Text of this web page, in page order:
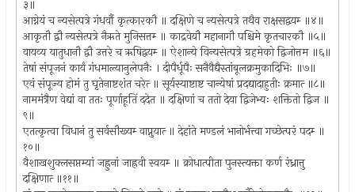
३॥
आग्नेयं च न्यसेत्पत्रे गंधर्वौ कृत्कारकौ ॥ दक्षिणे च न्यसेत्पत्रे तथैव राक्षसद्वयम्‍ ॥४॥
आकृतौ द्वौ न्यसेत्पत्रे नैऋते मुनिसत्तम्‍ ॥ काद्रवेयौ महानागौ पश्चिमे कृतचारकौ ॥५॥
वायव्य यातुधानौ द्वौ उत्तरे च ऋषिद्वयम्‍ ॥ ऐशान्ये विन्यसेत्पत्रे ग्रहमेको द्विजोत्तम ॥६॥
तेषां संपूजनं कार्यं गंधमाल्यानुलेपनैः । दीपैर्धूपैः सनैवैद्यैस्तांबूलक्रमुकादिभिः ॥७॥
एवं संपूज्य होमं तु घृतेनाष्टशंत चरेत्‍ ॥ सूर्यस्याष्टाष्ट चान्येषां प्रदद्यादाहुतीः क्रमात्‍ ॥८॥
नाममंत्रैण वेद्यां वा ततः पूर्णाहूतिं ददेत ॥ दक्षिणां च ततो देया द्विजेभ्यः शक्तितो द्विज ॥
९॥
एतत्कृत्वा विधानं तु सर्वसौख्यम्‍ वाप्नुयात्‍ ॥ देहांते मण्डलं भानोर्भत्त्वा गच्छेत्परं पदम्‍ ॥
१०॥
वैशाखशुक्लसप्तम्यां जह्रुनां जाह्रवी स्वयम्‍ ॥ क्रोधात्पीता पुनस्त्यक्ता कर्ण रंध्रात्तु
दक्षिणात्‍ ॥११॥